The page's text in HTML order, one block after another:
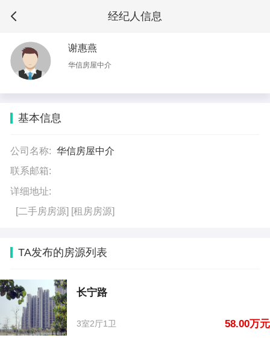
经纪人信息
谢惠燕
华信房屋中介
基本信息
公司名称: 华信房屋中介
联系邮箱:
详细地址:
[二手房房源] [租房房源]
TA发布的房源列表
长宁路
3室2厅1卫 58.00万元